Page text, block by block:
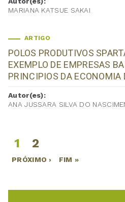
MARIANA KATSUE SAKAI
ARTIGO
POLOS PRODUTIVOS
EXEMPLO DE EMPRESAS
PRINCIPIOS DA ECONOMIA
Autor(es):
ANA JUSSARA SILVA DO
Páginas
1 2
PRÓXIMO › FIM »